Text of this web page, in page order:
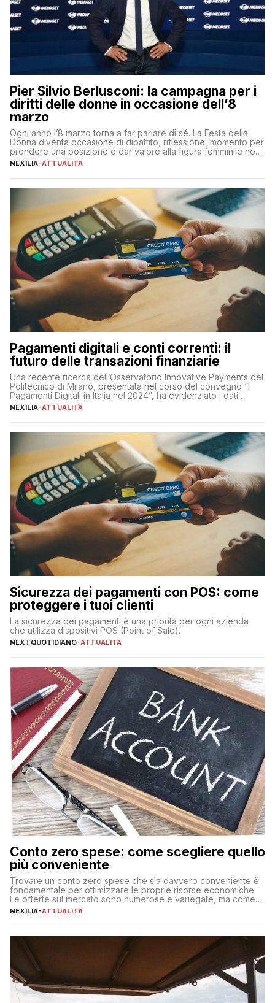
Pier Silvio Berlusconi: la campagna per i
diritti delle donne in occasione dell’8
marzo
Ogni anno l’8 marzo torna a far parlare di sé. La Festa della
Donna diventa occasione di dibattito, riflessione, momento per
prendere una posizione e dar valore alla figura femminile nella
sua complessità e crucialità. A lanciare un messaggio “forte e
NEXILIA-ATTUALITÀ
Pagamenti digitali e conti correnti: il
futuro delle transazioni finanziarie
Una recente ricerca dell’Osservatorio Innovative Payments del
Politecnico di Milano, presentata nel corso del convegno “I
Pagamenti Digitali in Italia nel 2024”, ha evidenziato i dati
definitivi del primo semestre 2024 relativamente alle
NEXILIA-ATTUALITÀ
Sicurezza dei pagamenti con POS: come
proteggere i tuoi clienti
La sicurezza dei pagamenti è una priorità per ogni azienda
che utilizza dispositivi POS (Point of Sale).
NEXTQUOTIDIANO-ATTUALITÀ
Conto zero spese: come scegliere quello
più conveniente
Trovare un conto zero spese che sia davvero conveniente è
fondamentale per ottimizzare le proprie risorse economiche.
Le offerte sul mercato sono numerose e variegate, ma come
individuare quella più adatta alle proprie esigenze senza
sul […]
NEXILIA-ATTUALITÀ